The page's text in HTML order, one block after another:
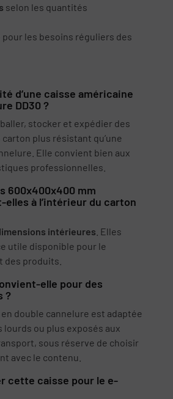
selon les quantités
les besoins réguliers des
d’une caisse américaine
DD30 ?
stocker et expédier des
plus résistant qu’une
Elle convient bien aux
professionnelles.
600x400x400 mm
à l’intérieur du carton
intérieures . Elles
utile disponible pour le
produits.
elle pour des
?
double cannelure est adaptée
lourds ou plus exposés aux
sous réserve de choisir
avec le contenu.
cette caisse pour le e-